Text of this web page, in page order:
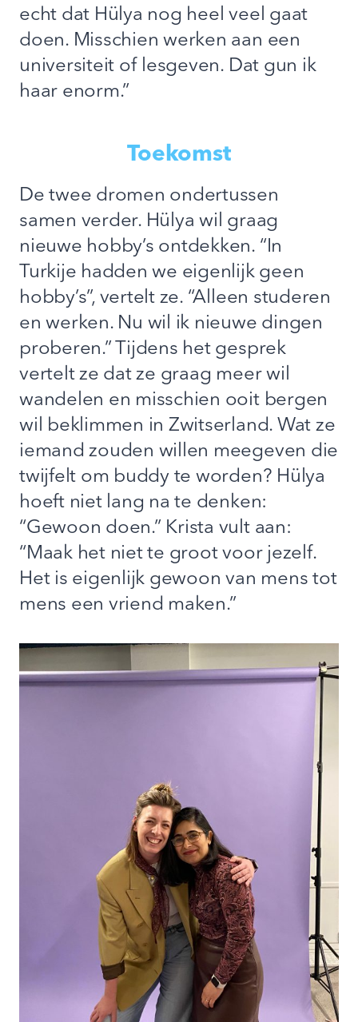
echt dat Hülya nog heel veel gaat
doen. Misschien werken aan een
universiteit of lesgeven. Dat gun ik
haar enorm.”
Toekomst
De twee dromen ondertussen
samen verder. Hülya wil graag
nieuwe hobby’s ontdekken. “In
Turkije hadden we eigenlijk geen
hobby’s”, vertelt ze. “Alleen studeren
en werken. Nu wil ik nieuwe dingen
proberen.” Tijdens het gesprek
vertelt ze dat ze graag meer wil
wandelen en misschien ooit bergen
wil beklimmen in Zwitserland. Wat ze
iemand zouden willen meegeven die
twijfelt om buddy te worden? Hülya
hoeft niet lang na te denken:
“Gewoon doen.” Krista vult aan:
“Maak het niet te groot voor jezelf.
Het is eigenlijk gewoon van mens tot
mens een vriend maken.”